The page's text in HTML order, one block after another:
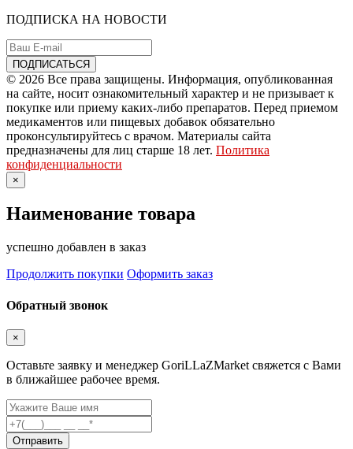
ПОДПИСКА НА НОВОСТИ
© 2026 Все права защищены. Информация, опубликованная
на сайте, носит ознакомительный характер и не призывает к
покупке или приему каких-либо препаратов. Перед приемом
медикаментов или пищевых добавок обязательно
проконсультируйтесь с врачом. Материалы сайта
предназначены для лиц старше 18 лет. Политика
конфиденциальности
×
Наименование товара
успешно добавлен в заказ
Продолжить покупки Оформить заказ
Обратный звонок
×
Оставьте заявку и менеджер GoriLLaZMarket свяжется с Вами
в ближайшее рабочее время.